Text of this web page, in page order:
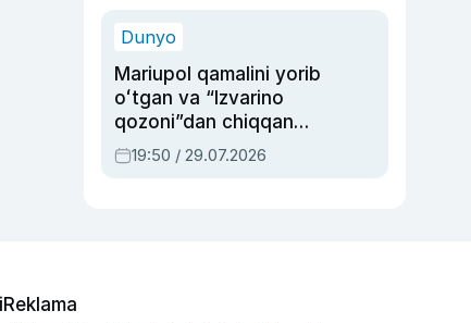
Dunyo
Mariupol qamalini yorib
oʻtgan va “Izvarino
qozoni”dan chiqqan
qahramon — Ukraina
armiyasi bosh
19:50 / 29.07.2026
Reklama